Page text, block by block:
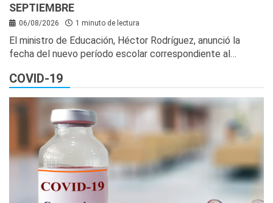
SEPTIEMBRE
06/08/2026 1 minuto de lectura
El ministro de Educación, Héctor Rodríguez, anunció la
fecha del nuevo período escolar correspondiente al…
COVID-19